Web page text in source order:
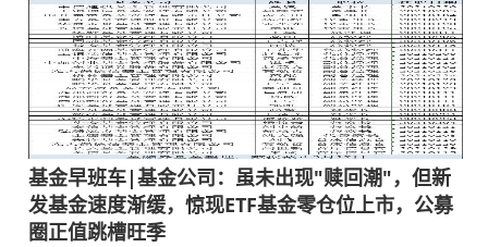
基金早班车|基金公司：虽未出现"赎回潮"，但新
发基金速度渐缓，惊现ETF基金零仓位上市，公募
圈正值跳槽旺季